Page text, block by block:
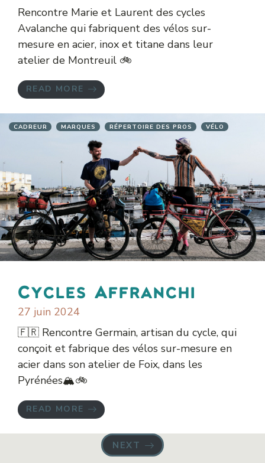
Rencontre Marie et Laurent des cycles
Avalanche qui fabriquent des vélos sur-
mesure en acier, inox et titane dans leur
atelier de Montreuil 🚲
READ MORE
CADREUR MARQUES RÉPERTOIRE DES PROS VÉLO
Cycles Affranchi
27 juin 2024
🇫🇷 Rencontre Germain, artisan du cycle, qui
conçoit et fabrique des vélos sur-mesure en
acier dans son atelier de Foix, dans les
Pyrénées🏔️🚲
READ MORE
NEXT